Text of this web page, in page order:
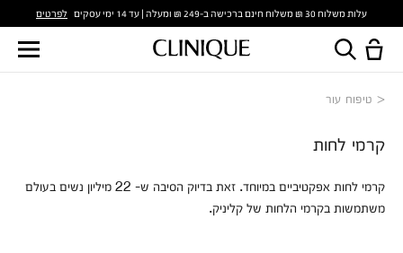
עלות משלוח 30 ₪ משלוח חינם ברכישה ב-249 ₪ ומעלה | עד 14 ימי עסקים לפרטים
טיפוח עור
קרמי לחות
קרמי לחות אפקטיביים במיוחד. זאת בדיוק הסיבה ש- 22 מיליון נשים בעולם
משתמשות בקרמי הלחות של קליניק.